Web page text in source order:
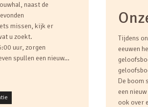
naast de
missen, kijk er
u zoekt.
uur, zorgen
spullen een nieuw…
Tijdens
eeuwen
De boom
een
ook over